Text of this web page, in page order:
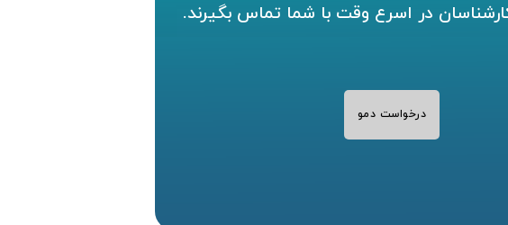
در اسرع وقت با شما تماس بگیرند.
درخواست دمو